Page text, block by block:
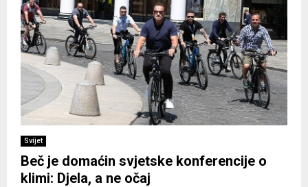
Svijet
Beč je domaćin svjetske konferencije o
klimi: Djela, a ne očaj